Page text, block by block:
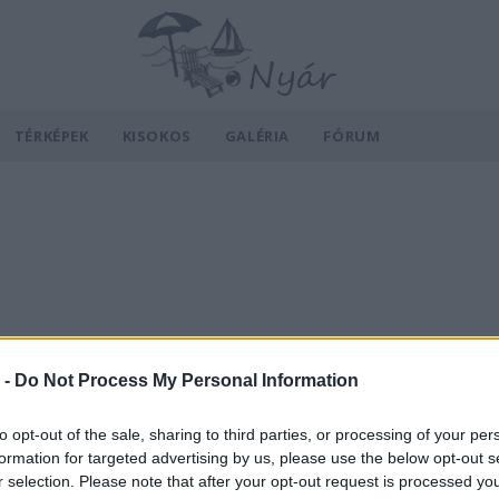
- Do Not Process My Personal Information
opt-out of the sale, sharing to third parties, or processing of your
for targeted advertising by us, please use the below opt-out
selection. Please note that after your opt-out request is processed
TÉRKÉPEK KISOKOS GALÉRIA FÓRUM
Hõmérséklet